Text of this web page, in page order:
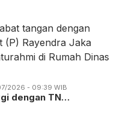
2026 - 09:39 WIB
dengan TN…